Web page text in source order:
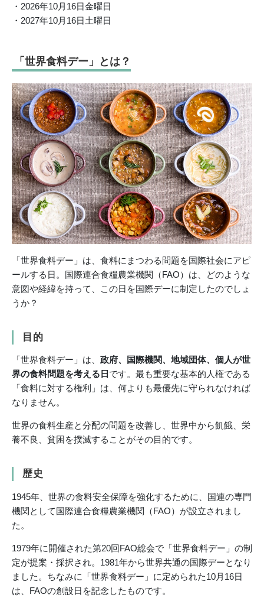
・2026年10月16日金曜日
・2027年10月16日土曜日
「世界食料デー」とは？
「世界食料デー」は、食料にまつわる問題を国際社会にアピ
ールする日。国際連合食糧農業機関（FAO）は、どのような
意図や経緯を持って、この日を国際デーに制定したのでしょ
うか？
目的
「世界食料デー」は、 政府、国際機関、地域団体、個人が世
界の食料問題を考える日 です。最も重要な基本的人権である
「食料に対する権利」は、何よりも最優先に守られなければ
なりません。
世界の食料生産と分配の問題を改善し、世界中から飢餓、栄
養不良、貧困を撲滅することがその目的です。
歴史
1945年、世界の食料安全保障を強化するために、国連の専門
機関として国際連合食糧農業機関（FAO）が設立されまし
た。
1979年に開催された第20回FAO総会で「世界食料デー」の制
定が提案・採択され。1981年から世界共通の国際デーとなり
ました。ちなみに「世界食料デー」に定められた10月16日
は、FAOの創設日を記念したものです。